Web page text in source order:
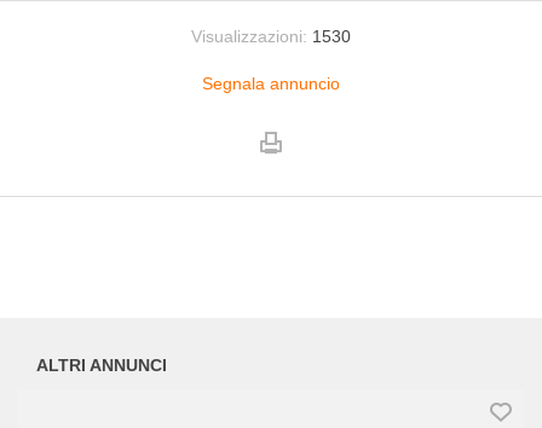
Visualizzazioni: 1530
Segnala annuncio
ALTRI ANNUNCI